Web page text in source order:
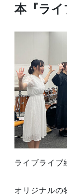
本『ライ
ライブライブ
オリジナルの